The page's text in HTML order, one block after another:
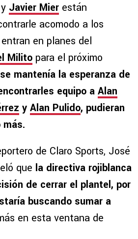
y Javier Mier están
acomodo a los
en planes del
Milito para el próximo
se mantenía la esperanza de
equipo a Alan
y Alan Pulido, pudieran
de Claro Sports, José
que la directiva rojiblanca
de cerrar el plantel, por
buscando sumar a
en esta ventana de